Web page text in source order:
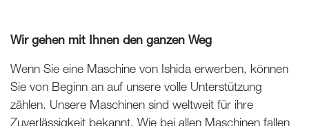
Wir gehen mit Ihnen den ganzen Weg
Wenn Sie eine Maschine von Ishida erwerben, können
Sie von Beginn an auf unsere volle Unterstützung
zählen. Unsere Maschinen sind weltweit für ihre
Zuverlässigkeit bekannt. Wie bei allen Maschinen fallen